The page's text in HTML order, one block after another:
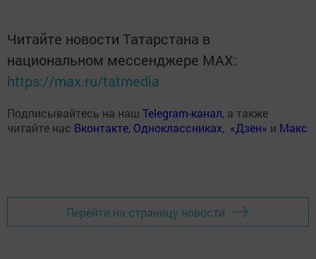
Читайте новости Татарстана в
национальном мессенджере MАХ:
https://max.ru/tatmedia
Подписывайтесь на наш Telegram-канал, а также
читайте нас Вконтакте, Одноклассниках, «Дзен» и Макс
Перейти на страницу новости